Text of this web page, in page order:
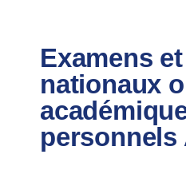
Examens
nationaux
personnels